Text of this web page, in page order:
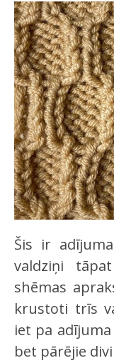
Šis ir
valdziņi
shēmas
krustoti trīs
iet pa
bet pārējie